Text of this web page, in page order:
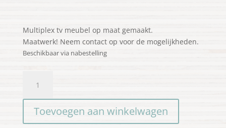
Multiplex tv meubel op maat gemaakt.
Maatwerk! Neem contact op voor de mogelijkheden.
Beschikbaar via nabestelling
meubel
&
Platenkast
multiplex
Toevoegen aan winkelwagen